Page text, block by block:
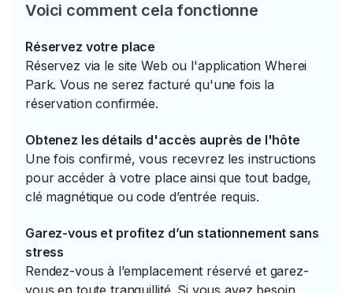
Voici comment cela fonctionne
Réservez votre place
Réservez via le site Web ou l'application Wherei
Park. Vous ne serez facturé qu'une fois la
réservation confirmée.
Obtenez les détails d'accès auprès de l'hôte
Une fois confirmé, vous recevrez les instructions
pour accéder à votre place ainsi que tout badge,
clé magnétique ou code d’entrée requis.
Garez-vous et profitez d’un stationnement sans
stress
Rendez-vous à l’emplacement réservé et garez-